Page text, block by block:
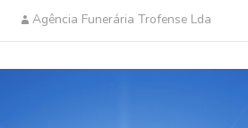
Agência Funerária Trofense Lda